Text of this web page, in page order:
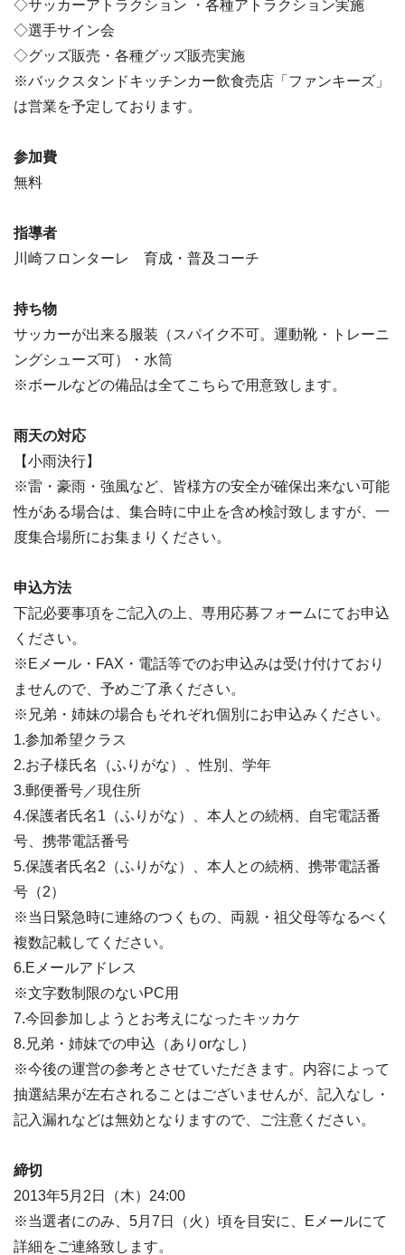
◇サッカーアトラクション ・各種アトラクション実施
◇選手サイン会
◇グッズ販売・各種グッズ販売実施
※バックスタンドキッチンカー飲食売店「ファンキーズ」
は営業を予定しております。
参加費
無料
指導者
川崎フロンターレ 育成・普及コーチ
持ち物
サッカーが出来る服装（スパイク不可。運動靴・トレーニ
ングシューズ可）・水筒
※ボールなどの備品は全てこちらで用意致します。
雨天の対応
【小雨決行】
※雷・豪雨・強風など、皆様方の安全が確保出来ない可能
性がある場合は、集合時に中止を含め検討致しますが、一
度集合場所にお集まりください。
申込方法
下記必要事項をご記入の上、専用応募フォームにてお申込
ください。
※Eメール・FAX・電話等でのお申込みは受け付けており
ませんので、予めご了承ください。
※兄弟・姉妹の場合もそれぞれ個別にお申込みください。
1.参加希望クラス
2.お子様氏名（ふりがな）、性別、学年
3.郵便番号／現住所
4.保護者氏名1（ふりがな）、本人との続柄、自宅電話番
号、携帯電話番号
5.保護者氏名2（ふりがな）、本人との続柄、携帯電話番
号（2）
※当日緊急時に連絡のつくもの、両親・祖父母等なるべく
複数記載してください。
6.Eメールアドレス
※文字数制限のないPC用
7.今回参加しようとお考えになったキッカケ
8.兄弟・姉妹での申込（ありorなし）
※今後の運営の参考とさせていただきます。内容によって
抽選結果が左右されることはございませんが、記入なし・
記入漏れなどは無効となりますので、ご注意ください。
締切
2013年5月2日（木）24:00
※当選者にのみ、5月7日（火）頃を目安に、Eメールにて
詳細をご連絡致します。